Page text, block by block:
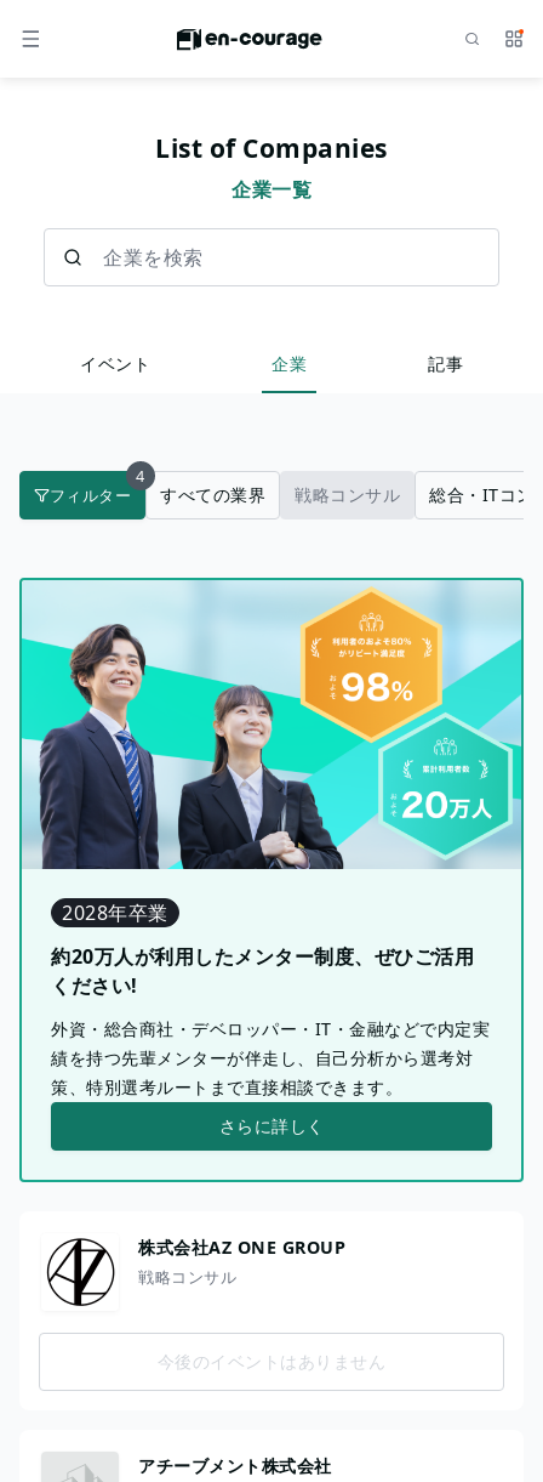
メニュー サ
List of Companies
企業一覧
イベント 企業 記事
フィルター
4
すべての業界 戦略コンサル 総合・ITコン
2028年卒業
約20万人が利用したメンター制度、ぜひご活用
ください!
外資・総合商社・デベロッパー・IT・金融などで内定実
績を持つ先輩メンターが伴走し、自己分析から選考対
策、特別選考ルートまで直接相談できます。
さらに詳しく
株式会社AZ ONE GROUP
戦略コンサル
今後のイベントはありません
アチーブメント株式会社